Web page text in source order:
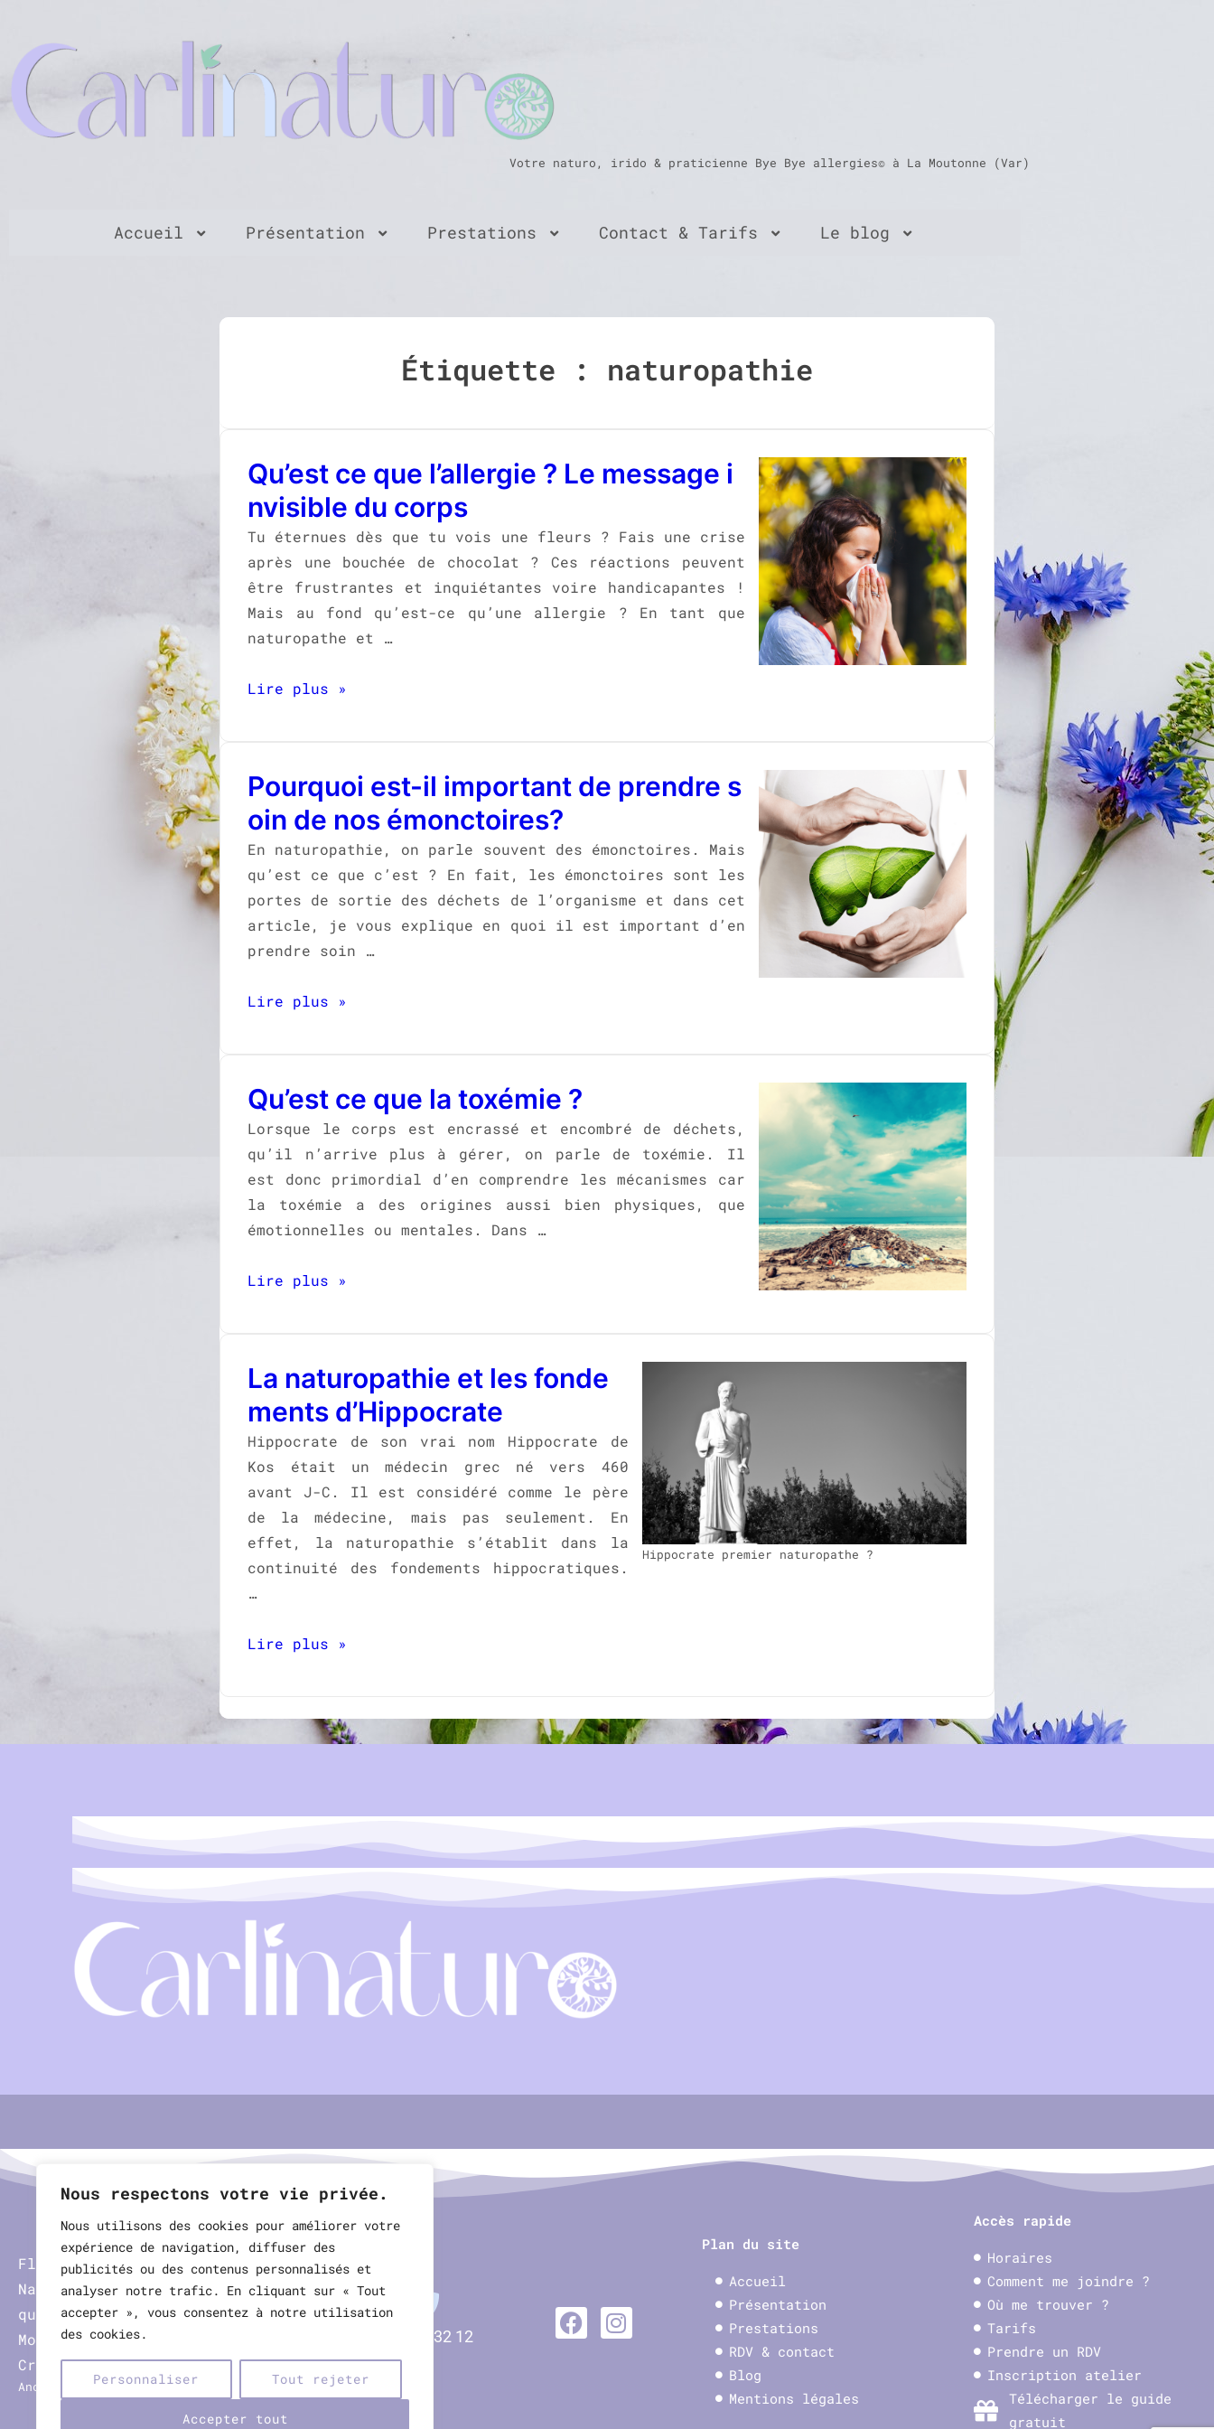
Nous respectons votre vie privée.
Nous utilisons des cookies pour améliorer votre
expérience de navigation, diffuser des
publicités ou des contenus personnalisés et
analyser notre trafic. En cliquant sur « Tout
accepter », vous consentez à notre utilisation
des cookies.
Personnaliser Tout rejeter
Accepter tout
Votre naturo, irido & praticienne Bye Bye allergies© à La Moutonne (Var)
Accueil Présentation Prestations Contact & Tarifs Le blog
Étiquette : naturopathie
Qu’est ce que l’allergie ? Le message i
nvisible du corps
Tu éternues dès que tu vois une fleurs ? Fais une crise
après une bouchée de chocolat ? Ces réactions peuvent
être frustrantes et inquiétantes voire handicapantes !
Mais au fond qu’est-ce qu’une allergie ? En tant que
naturopathe et …
Lire plus »
Pourquoi est-il important de prendre s
oin de nos émonctoires?
En naturopathie, on parle souvent des émonctoires. Mais
qu’est ce que c’est ? En fait, les émonctoires sont les
portes de sortie des déchets de l’organisme et dans cet
article, je vous explique en quoi il est important d’en
prendre soin …
Lire plus »
Qu’est ce que la toxémie ?
Lorsque le corps est encrassé et encombré de déchets,
qu’il n’arrive plus à gérer, on parle de toxémie. Il
est donc primordial d’en comprendre les mécanismes car
la toxémie a des origines aussi bien physiques, que
émotionnelles ou mentales. Dans …
Lire plus »
Hippocrate premier naturopathe ?
La naturopathie et les fonde
ments d’Hippocrate
Hippocrate de son vrai nom Hippocrate de
Kos était un médecin grec né vers 460
avant J-C. Il est considéré comme le père
de la médecine, mais pas seulement. En
effet, la naturopathie s’établit dans la
continuité des fondements hippocratiques.
…
Lire plus »
Florence CARLINO
Naturopathe & iridologue
qualifiée et diplômée à La
Moutonne dans le Var (La
Crau)
Ancien cabinet à Hyères-les-palmiers
06 15 34 32 12
Plan du site
Accueil
Présentation
Prestations
RDV & contact
Blog
Mentions légales
Accès rapide
Horaires
Comment me joindre ?
Où me trouver ?
Tarifs
Prendre un RDV
Inscription atelier
Télécharger le guide
gratuit